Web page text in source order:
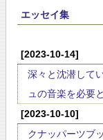
エッセイ集
[2023-10-14]
深々と沈潜して
ュの音楽を必要
[2023-10-10]
クナッパーツブ